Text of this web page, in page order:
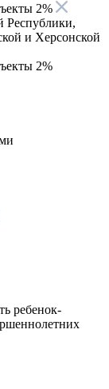
2%
Республики,
и Херсонской
2%
ребенок-